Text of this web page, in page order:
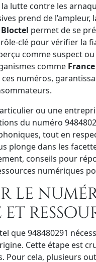
lutte contre les
prend de
Bloctel permet de se
clé pour vérifier la
comme suspect
comme
ces numéros,
ou une
du numéro
tout en
plonge dans les
conseils pour
numériques
numéro
que 948480291
Cette étape est
Pour cela, plusieurs